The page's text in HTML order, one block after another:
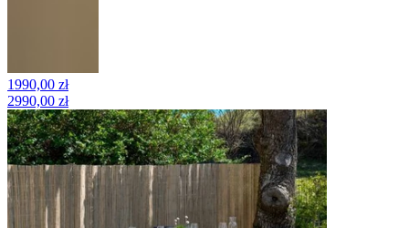
1990,00 zł
2990,00 zł